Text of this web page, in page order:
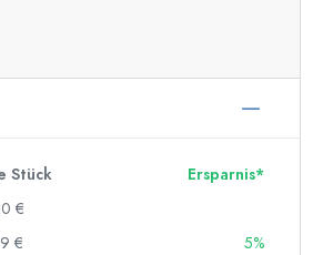
Stück
Ersparnis*
€
€
5%